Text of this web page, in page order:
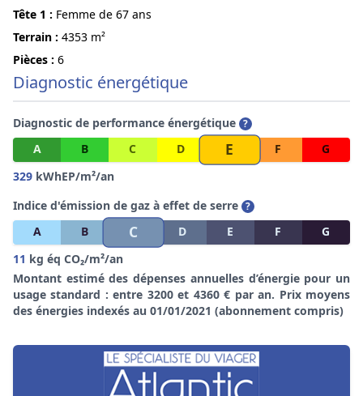
Tête 1 : Femme de 67 ans
terrain : 4353 m²
pièces : 6
Diagnostic énergétique
Diagnostic de performance énergétique ?
A B C D E F
G
329 kWhEP/m²/an
Indice d'émission de gaz à effet de serre ?
A B C D E F
G
11 kg éq CO₂/m²/an
Montant estimé des dépenses annuelles d’énergie pour un
usage standard : entre 3200 et 4360 € par an. Prix moyens
des énergies indexés au 01/01/2021 (abonnement compris)